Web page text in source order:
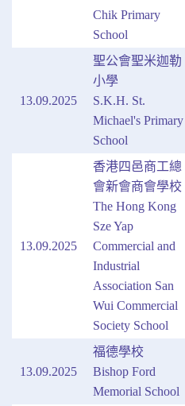
Chik Primary
School
13.09.2025
聖公會聖米迦勒
小學
S.K.H. St.
Michael's Primary
School
13.09.2025
香港四邑商工總
會新會商會學校
The Hong Kong
Sze Yap
Commercial and
Industrial
Association San
Wui Commercial
Society School
13.09.2025
福德學校
Bishop Ford
Memorial School